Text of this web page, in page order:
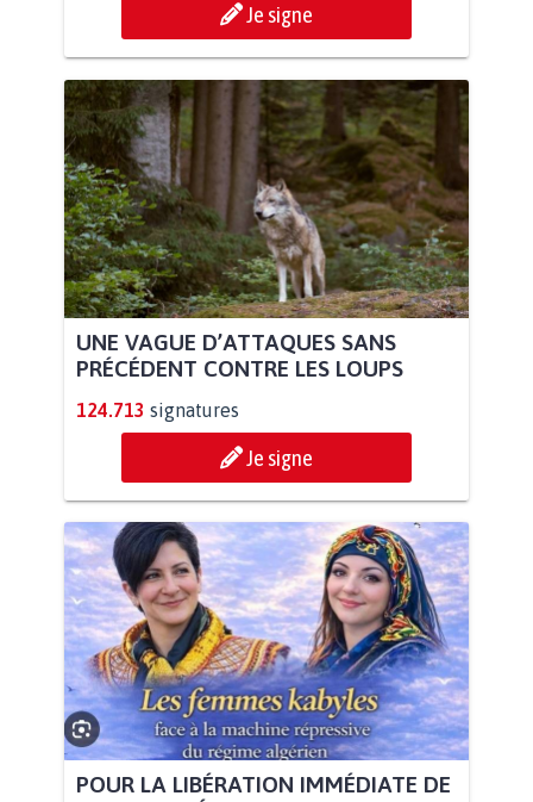
Je signe
UNE VAGUE D’ATTAQUES SANS
PRÉCÉDENT CONTRE LES LOUPS
124.713 signatures
Je signe
POUR LA LIBÉRATION IMMÉDIATE DE